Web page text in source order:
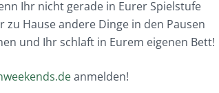
Ihr nicht gerade in Eurer Spielstufe
Hause andere Dinge in den Pausen
und Ihr schlaft in Eurem eigenen Bett!
anmelden!